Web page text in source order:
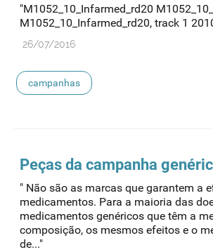
"M1052_10_Infarmed_rd20
M1052_10_Infarmed_rd20, track 1
26/07/2016
campanhas
Peças da campanha
" Não são as marcas que garantem a
medicamentos. Para a maioria das
medicamentos genéricos que têm a
composição, os mesmos efeitos e o
de..."